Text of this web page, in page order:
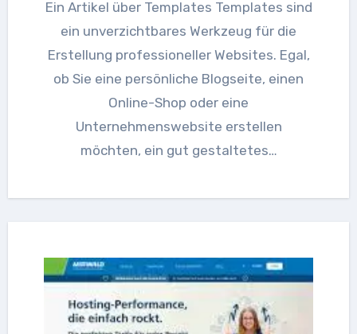
Ein Artikel über Templates Templates sind
ein unverzichtbares Werkzeug für die
Erstellung professioneller Websites. Egal,
ob Sie eine persönliche Blogseite, einen
Online-Shop oder eine
Unternehmenswebsite erstellen
möchten, ein gut gestaltetes…